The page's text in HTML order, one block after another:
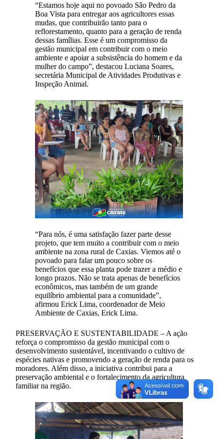
“Estamos hoje aqui no povoado São Pedro da
Boa Vista para entregar aos agricultores essas
mudas, que contribuirão tanto para o
reflorestamento, quanto para a geração de renda
dessas famílias. Esse é um compromisso da
gestão municipal em contribuir com o meio
ambiente e apoiar a subsistência do homem e da
mulher do campo”, destacou Luciana Soares,
secretária Municipal de Atividades Produtivas e
Inspeção Animal.
“Para nós, é uma satisfação fazer parte desse
projeto, que tem muito a contribuir com o meio
ambiente na zona rural de Caxias. Viemos até o
povoado para falar um pouco sobre os
benefícios que essa planta pode trazer a médio e
longo prazos. Não se trata apenas de benefícios
econômicos, mas também de um grande
equilíbrio ambiental para a comunidade”,
afirmou Erick Lima, coordenador de Meio
Ambiente de Caxias, Erick Lima.
PRESERVAÇÃO E SUSTENTABILIDADE – A ação
reforça o compromisso da gestão municipal com o
desenvolvimento sustentável, incentivando o cultivo de
espécies nativas e promovendo a geração de renda para os
moradores. Além disso, a iniciativa contribui para a
preservação ambiental e o fortalecimento da agricultura
familiar na região.